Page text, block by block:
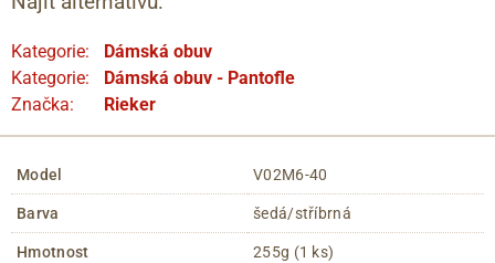
Kategorie:
Dámská obuv
Kategorie:
Dámská obuv - Pantofle
Značka:
Rieker
Model V02M6-40
Barva šedá/stříbrná
Hmotnost 255g (1 ks)